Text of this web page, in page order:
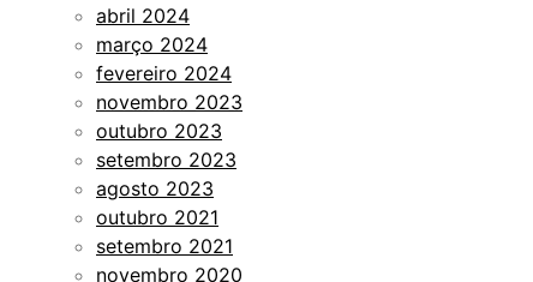
abril 2024
março 2024
fevereiro 2024
novembro 2023
outubro 2023
setembro 2023
agosto 2023
outubro 2021
setembro 2021
novembro 2020